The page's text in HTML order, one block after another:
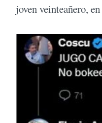
joven veinteañero,